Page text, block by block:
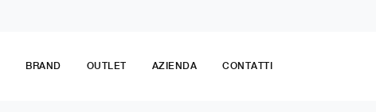
BRAND OUTLET AZIENDA CONTATTI